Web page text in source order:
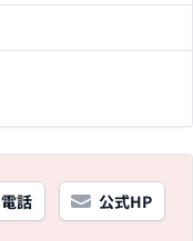
電話 公式HP